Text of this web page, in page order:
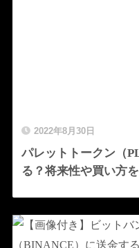
2022年8月30日
パレットトークン（
る？将来性や買い方